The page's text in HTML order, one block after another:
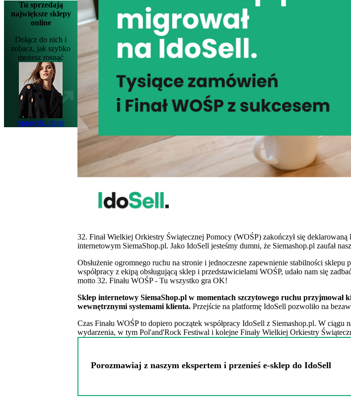
Tu sprzedają
największe sklepy
online
Dołącz do nich i
zobacz, jak szybko
możesz rosnąć
Sprawdź ofertę
32. Finał Wielkiej Orkiestry Świątecznej Pomocy (WOŚP) zakończył się
internetowym SiemaShop.pl. Jako IdoSell jesteśmy dumni, że Siemashop.pl zaufał
Obsłużenie ogromnego ruchu na stronie i jednoczesne zapewnienie stabilności
współpracy z ekipą obsługującą sklep i przedstawicielami WOŚP, udało nam się
motto 32. Finału WOŚP - Tu wszystko gra OK!
Sklep internetowy SiemaShop.pl w momentach szczytowego ruchu
wewnętrznymi systemami klienta. Przejście na platformę IdoSell pozwoliło na
Czas Finału WOŚP to dopiero początek współpracy IdoSell z Siemashop.pl. W
wydarzenia, w tym Pol'and'Rock Festiwal i kolejne Finały Wielkiej Orkiestry
Porozmawiaj z naszym ekspertem i przenieś e-sklep do IdoSell